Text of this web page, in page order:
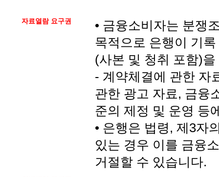
자료열람 요구권
• 금융소비자는 분쟁
목적으로 은행이 기
(사본 및 청취 포함)
- 계약체결에 관한 자
관한 광고 자료, 금융
준의 제정 및 운영 등
• 은행은 법령, 제3자
있는 경우 이를 금융
거절할 수 있습니다.